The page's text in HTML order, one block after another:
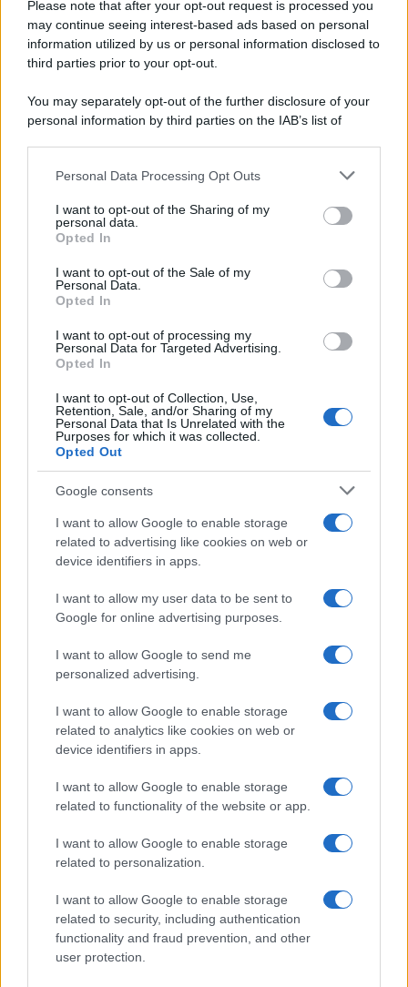
Please note that after your opt-out request is processed you
may continue seeing interest-based ads based on personal
information utilized by us or personal information disclosed to
third parties prior to your opt-out.
You may separately opt-out of the further disclosure of your
personal information by third parties on the IAB’s list of
This information may also be disclosed by us to third parties
disclose it to other third parties.
Please note that this website/app uses one or more Google
services and may gather and store information including but
not limited to your visit or usage behaviour. You may click to
grant or deny consent to Google and its third-party tags to
consent section.
Personal Data Processing Opt Outs
I want to opt-out of the Sharing of my
personal data.
Opted In
I want to opt-out of the Sale of my
Personal Data.
Opted In
I want to opt-out of processing my
Personal Data for Targeted Advertising.
Opted In
I want to opt-out of Collection, Use,
Retention, Sale, and/or Sharing of my
Personal Data that Is Unrelated with the
Purposes for which it was collected.
Opted Out
Google consents
I want to allow Google to enable storage
related to advertising like cookies on web or
device identifiers in apps.
I want to allow my user data to be sent to
Google for online advertising purposes.
I want to allow Google to send me
personalized advertising.
I want to allow Google to enable storage
related to analytics like cookies on web or
device identifiers in apps.
I want to allow Google to enable storage
related to functionality of the website or app.
I want to allow Google to enable storage
related to personalization.
I want to allow Google to enable storage
related to security, including authentication
functionality and fraud prevention, and other
user protection.
FRASI
Frasi celebri
Frasi da condividere
Poesie
FILM
Frasi dei film
Frasi film più lette
Incipit dei film
Film più cercati
Frasi sul cinema
SERVIZI
Mappa del sito
Cookie Policy
Frasi suddivise per tema
Indice degli autori
Aforismi .meglio.it è l'archivio web dedicato a frasi,
aforismi e citazioni più grande del web (137.901 frasi in
database) • ©2005-2025 • La riproduzione dei testi è